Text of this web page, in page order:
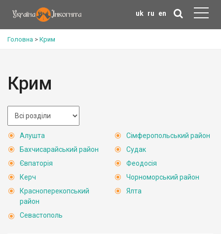
uk ru en
Головна > Крим
Крим
Алушта
Бахчисарайський район
Євпаторія
Керч
Красноперекопський
район
Севастополь
Сімферопольський район
Судак
Феодосія
Чорноморський район
Ялта